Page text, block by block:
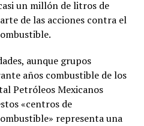
con aerosol en un
un millón de litros de
de las acciones contra el
aunque grupos
años combustible de los
Petróleos Mexicanos
«centros de
representa una